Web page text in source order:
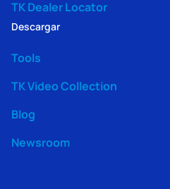
TK Dealer Locator
Descargar
Tools
TK Video Collection
Blog
Newsroom